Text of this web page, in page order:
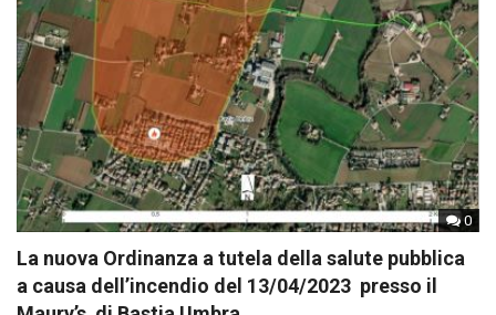
0
La nuova Ordinanza a tutela della salute pubblica
a causa dell’incendio del 13/04/2023 presso il